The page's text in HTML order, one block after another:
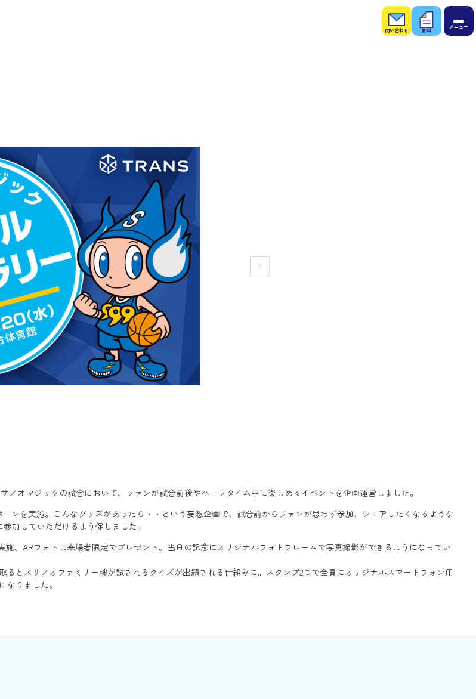
お問
い合
わせ
お役
立ち
資料
ノオマジックの試合において、ファンが試合前後やハーフタイム中に楽しめるイベントを企画運営しました。
を実施。こんなグッズがあったら・・という妄想企画で、試合前からファンが思わず参加、シェアしたくなるような
加していただけるよう促しました。
。ARフォトは来場者限定でプレゼント。当日の記念にオリジナルフォトフレームで写真撮影ができるようになってい
とスサノオファミリー魂が試されるクイズが出題される仕組みに。スタンプ2つで全員にオリジナルスマートフォン用
りました。